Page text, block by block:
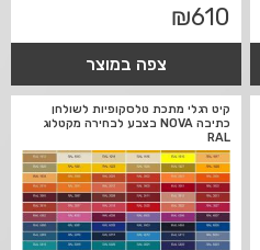
₪610
צפה במוצר
קיט רגלי מתכת טלסקופיות לשולחן
כתיבה NOVA בצבע לבחירה מקטלוג
RAL